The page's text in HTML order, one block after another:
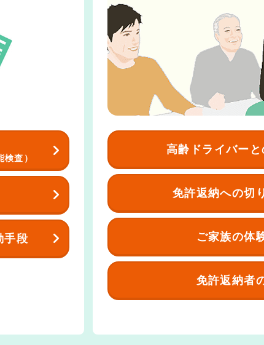
査）
手段
高齢ドライバー
免許返納への切
ご家族の体
免許返納者